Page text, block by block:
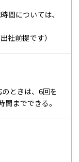
間については、
社前提です）
ときは、6回を
間までできる。